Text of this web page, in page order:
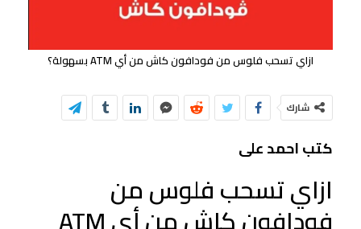
ازاي تسحب فلوس من فودافون كاش من أي ATM بسهولة؟
شارك
كتب احمد على
ازاي تسحب فلوس من